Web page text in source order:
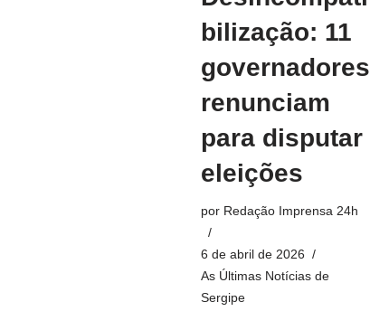
bilização: 11
governadores
renunciam
para disputar
eleições
por Redação Imprensa 24h
6 de abril de 2026
As Últimas Notícias de
Sergipe